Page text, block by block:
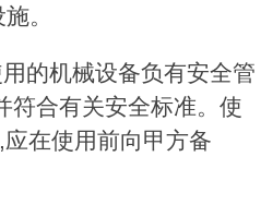
。
的机械设备负有安全管
符合有关安全标准。使
在使用前向甲方备